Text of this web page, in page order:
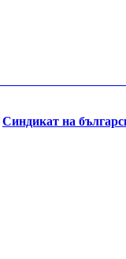
Синдикат на